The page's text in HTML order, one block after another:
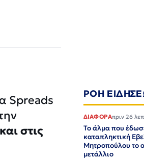
Spreads
στις
ΡΟΗ
ΔΙΑΦΟΡΑπριν 26
Το άλμα που
καταπληκτική
Μητροπούλου το
μετάλλιο